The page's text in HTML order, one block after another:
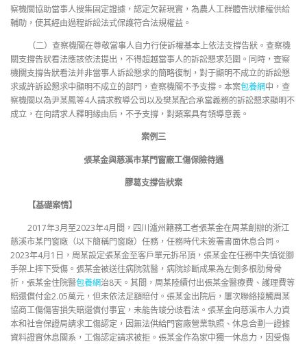
察機關協助當事人搜集固定證據，認定欠薪現實，為農人工群體告狀維權供給
輔助，使其經由過程訴訟法式保護符合法規權益。
（二）查察機關在尊敬當事人自力行使訴權基本上依法支撐告狀。查察機
關支撐告狀看法應該依法提出，不得超越當事人的訴訟懇求范圍。同時，查察
機關支撐告狀看法并非當事人訴訟懇求的簡略復制，對于顯明不成立的訴訟懇
求或許訴訟懇求中顯明不成立的部門，查察機關不予支撐。本案包養網中，查
察機關以為尹某鳳等4人請求教導公司以及樊某配合承當義務的訴訟懇求顯明不
成立，在向請求人釋明緣由后，不予支撐，對類案具有領導意義。
案例三
張某金與慈溪市某門窗廠工傷保險待遇
膠葛支撐告狀案
【基礎案情】
2017年3月至2023年4月間，四川瀘州籍務工者張某金在周某創辦的浙江
慈溪市某門窗廠（以下簡稱門窗廠）任務，任務時代未簽署書面休息合同。
2023年4月1日，周某設定張某金至客戶單元拆吊頂，張某金在任務中失慎從腳
手架上摔下受傷。張某金被送往病院就醫，病院診斷成果為左側多根肋骨骨
折，張某金住院醫包養網治8天。其間，周某陸續付出張某金醫療費、護理費等
賠還償付金2.05萬元，但未依法足額賠付。張某金出院后，屢次聯絡接觸周某
協商工傷傷害損失賠還償付事宜，未能告竣分歧看法。張某金向慈溪市人力資
本和社會保證局請求工傷認定，因無法供給門窗廠營業執照、休息合劃一證據
資料證實休息關系，工傷認定請求被拒。張某金作為家中獨一休息力，因受傷